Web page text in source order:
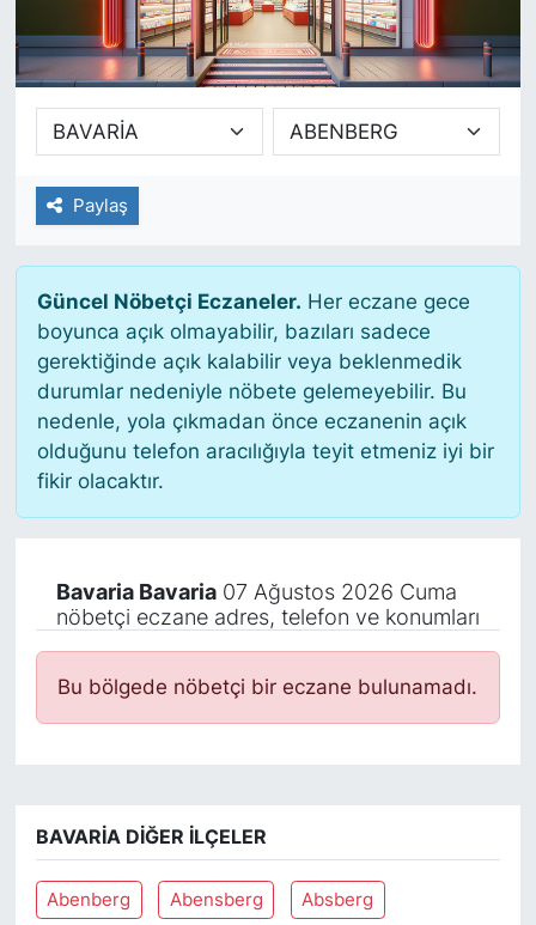
Paylaş
Güncel Nöbetçi Eczaneler. Her eczane gece
boyunca açık olmayabilir, bazıları sadece
gerektiğinde açık kalabilir veya beklenmedik
durumlar nedeniyle nöbete gelemeyebilir. Bu
nedenle, yola çıkmadan önce eczanenin açık
olduğunu telefon aracılığıyla teyit etmeniz iyi bir
fikir olacaktır.
Bavaria Bavaria07 Ağustos 2026 Cuma
nöbetçi eczane adres, telefon ve konumları
Bu bölgede nöbetçi bir eczane bulunamadı.
BAVARIA DIĞER İLÇELER
Abenberg Abensberg Absberg
SİYASET
SAĞLIK